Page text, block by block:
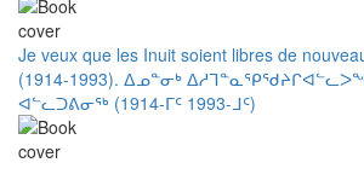
Je veux que les Inuit soient libres de
(1914-1993). ᐃᓄᓐᓂᒃ
ᐊᓪᓚᑐᕕᓂᖅ (1914-ᒥᑦ 1993-ᒧᑦ)